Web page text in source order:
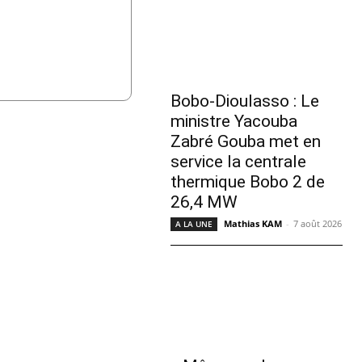
Bobo-Dioulasso : Le
ministre Yacouba
Zabré Gouba met en
service la centrale
thermique Bobo 2 de
26,4 MW
A LA UNE Mathias KAM - 7 août 2026